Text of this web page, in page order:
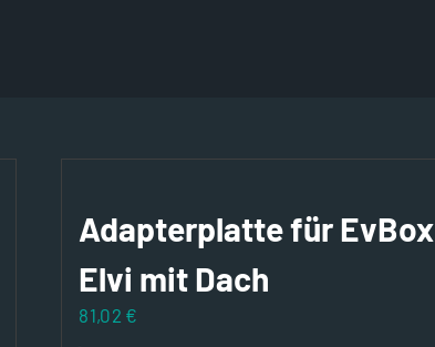
Adapterplatte für EvBox
Elvi mit Dach
81,02 €